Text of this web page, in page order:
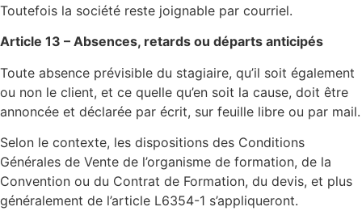
Toutefois la société reste joignable par courriel.
Article 13 – Absences, retards ou départs anticipés
Toute absence prévisible du stagiaire, qu’il soit également
ou non le client, et ce quelle qu’en soit la cause, doit être
annoncée et déclarée par écrit, sur feuille libre ou par mail.
Selon le contexte, les dispositions des Conditions
Générales de Vente de l’organisme de formation, de la
Convention ou du Contrat de Formation, du devis, et plus
généralement de l’article L6354-1 s’appliqueront.